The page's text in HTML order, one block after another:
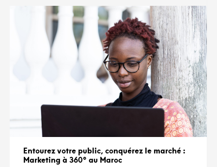
Entourez votre public, conquérez le marché :
Marketing à 360° au Maroc